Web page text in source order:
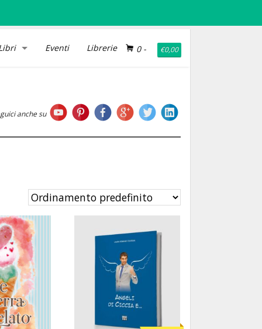
0- €0,00
Eventi Librerie
anche su